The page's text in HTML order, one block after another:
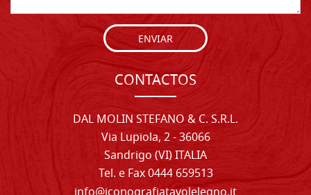
ENVIAR
CONTACTOS
DAL MOLIN STEFANO & C. S.R.L.
Via Lupiola, 2 - 36066
Sandrigo (VI) ITALIA
Tel. e Fax 0444 659513